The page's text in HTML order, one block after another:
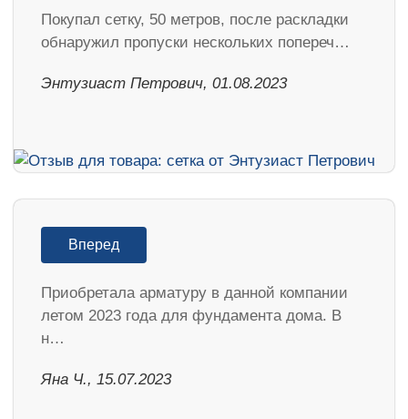
Покупал сетку, 50 метров, после раскладки
обнаружил пропуски нескольких попереч…
Энтузиаст Петрович, 01.08.2023
Вперед
Приобретала арматуру в данной компании
летом 2023 года для фундамента дома. В
н…
Яна Ч., 15.07.2023